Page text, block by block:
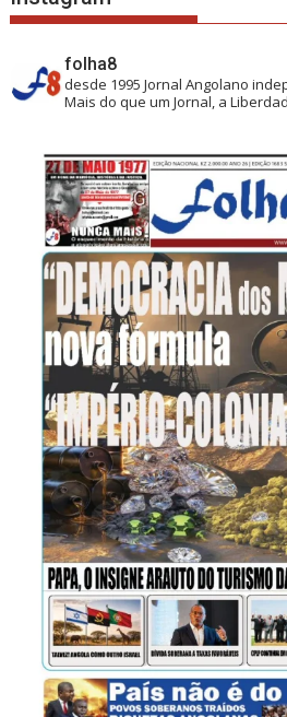
folha8
desde 1995 Jornal Angolano
Mais do que um Jornal, a